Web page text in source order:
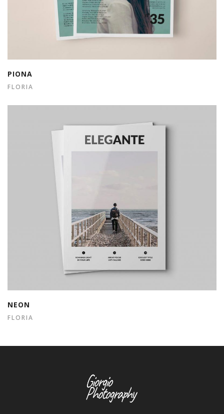
PIONA
FLORIA
NEON
FLORIA